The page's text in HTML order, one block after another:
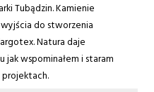
Tubądzin. Kamienie
do stworzenia
Natura daje
wspominałem i staram
projektach.